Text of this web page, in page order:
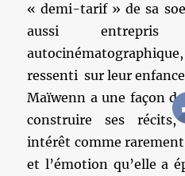
« demi-tarif » de sa
aussi entrepris
ressenti sur leur
Maïwenn a une façon
construire ses
intérêt comme
et l’émotion qu’elle a